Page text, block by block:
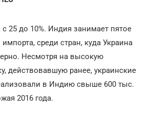
25 до 10%. Индия занимает пятое
среди стран, куда Украина
Несмотря на высокую
действовавшую ранее, украинские
в Индию свыше 600 тыс.
2016 года.